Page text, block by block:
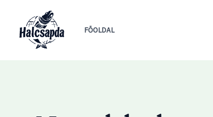
content
FŐOLDAL